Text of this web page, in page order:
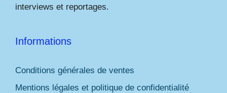
interviews et reportages.
Informations
Conditions générales de ventes
Mentions légales et politique de confidentialité